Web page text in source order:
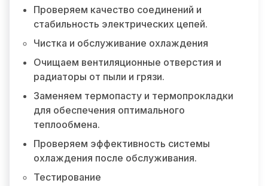
Проверяем качество соединений и
стабильность электрических цепей.
Чистка и обслуживание охлаждения
Очищаем вентиляционные отверстия и
радиаторы от пыли и грязи.
Заменяем термопасту и термопрокладки
для обеспечения оптимального
теплообмена.
Проверяем эффективность системы
охлаждения после обслуживания.
Тестирование